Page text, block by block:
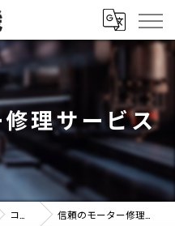
理サービス
コラム 信頼のモーター修理サービス